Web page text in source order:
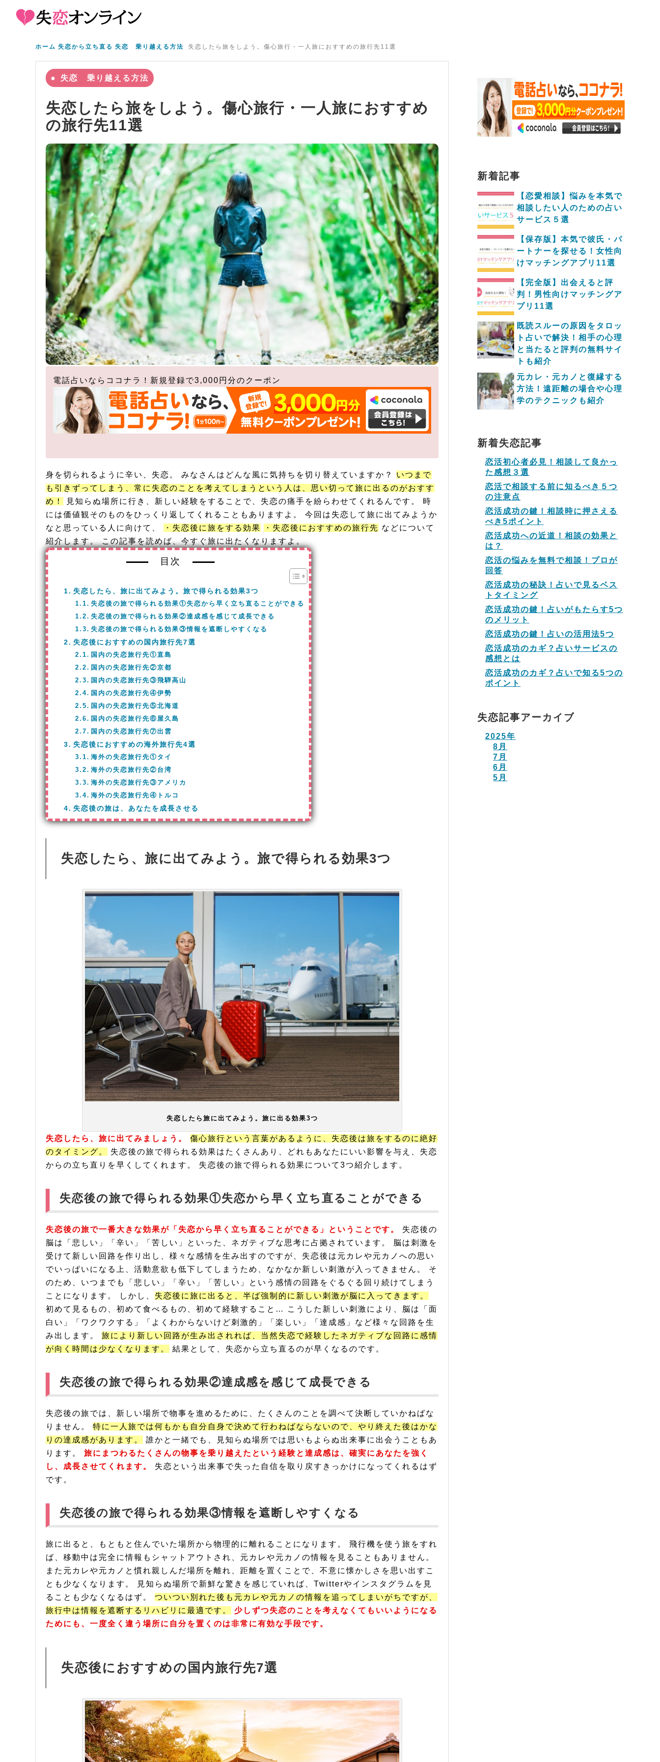
ホーム 失恋から立ち直る 失恋 乗り越える方法 失恋したら旅をしよう。傷心旅行・一人旅におすすめの旅行先11選
失恋 乗り越える方法
失恋したら旅をしよう。傷心旅行・一人旅におすすめ
の旅行先11選
電話占いならココナラ！新規登録で3,000円分のクーポン
身を切られるように辛い、失恋。 みなさんはどんな風に気持ちを切り替えていますか？ いつまで
も引きずってしまう、常に失恋のことを考えてしまうという人は、思い切って旅に出るのがおすす
め！
見知らぬ場所に行き、新しい経験をすることで、失恋の痛手を紛らわせてくれるんです。 時
には価値観そのものをひっくり返してくれることもありますよ。 今回は失恋して旅に出てみようか
なと思っている人に向けて、
・失恋後に旅をする効果 ・失恋後におすすめの旅行先 などについて
紹介します。 この記事を読めば、今すぐ旅に出たくなりますよ。
目次
失恋したら、旅に出てみよう。旅で得られる効果3つ
失恋後の旅で得られる効果①失恋から早く立ち直ることができる
失恋後の旅で得られる効果②達成感を感じて成長できる
失恋後の旅で得られる効果③情報を遮断しやすくなる
失恋後におすすめの国内旅行先7選
国内の失恋旅行先①直島
国内の失恋旅行先②京都
国内の失恋旅行先③飛騨高山
国内の失恋旅行先④伊勢
国内の失恋旅行先⑤北海道
国内の失恋旅行先⑥屋久島
国内の失恋旅行先⑦出雲
失恋後におすすめの海外旅行先4選
海外の失恋旅行先①タイ
海外の失恋旅行先②台湾
海外の失恋旅行先③アメリカ
海外の失恋旅行先④トルコ
失恋後の旅は、あなたを成長させる
失恋したら、旅に出てみよう。旅で得られる効果3つ
失恋したら旅に出てみよう。旅に出る効果3つ
失恋したら、旅に出てみましょう。
傷心旅行という言葉があるように、失恋後は旅をするのに絶好
のタイミング。
失恋後の旅で得られる効果はたくさんあり、どれもあなたにいい影響を与え、失恋
からの立ち直りを早くしてくれます。 失恋後の旅で得られる効果について3つ紹介します。
失恋後の旅で得られる効果①失恋から早く立ち直ることができる
失恋後の旅で一番大きな効果が「失恋から早く立ち直ることができる」ということです。
失恋後の
脳は「悲しい」「辛い」「苦しい」といった、ネガティブな思考に占拠されています。 脳は刺激を
受けて新しい回路を作り出し、様々な感情を生み出すのですが、失恋後は元カレや元カノへの思い
でいっぱいになる上、活動意欲も低下してしまうため、なかなか新しい刺激が入ってきません。 そ
のため、いつまでも「悲しい」「辛い」「苦しい」という感情の回路をぐるぐる回り続けてしまう
ことになります。 しかし、 失恋後に旅に出ると、半ば強制的に新しい刺激が脳に入ってきます。
初めて見るもの、初めて食べるもの、初めて経験すること… こうした新しい刺激により、脳は「面
白い」「ワクワクする」「よくわからないけど刺激的」「楽しい」「達成感」など様々な回路を生
み出します。 旅により新しい回路が生み出されれば、当然失恋で経験したネガティブな回路に感情
が向く時間は少なくなります。
結果として、失恋から立ち直るのが早くなるのです。
失恋後の旅で得られる効果②達成感を感じて成長できる
失恋後の旅では、新しい場所で物事を進めるために、たくさんのことを調べて決断していかねばな
りません。 特に一人旅では何もかも自分自身で決めて行わねばならないので、やり終えた後はかな
りの達成感があります。
誰かと一緒でも、見知らぬ場所では思いもよらぬ出来事に出会うこともあ
ります。 旅にまつわるたくさんの物事を乗り越えたという経験と達成感は、確実にあなたを強く
し、成長させてくれます。
失恋という出来事で失った自信を取り戻すきっかけになってくれるはず
です。
失恋後の旅で得られる効果③情報を遮断しやすくなる
旅に出ると、もともと住んでいた場所から物理的に離れることになります。 飛行機を使う旅をすれ
ば、移動中は完全に情報もシャットアウトされ、元カレや元カノの情報を見ることもありません。
また元カレや元カノと慣れ親しんだ場所を離れ、距離を置くことで、不意に懐かしさを思い出すこ
とも少なくなります。 見知らぬ場所で新鮮な驚きを感じていれば、Twitterやインスタグラムを見
ることも少なくなるはず。 ついつい別れた後も元カレや元カノの情報を追ってしまいがちですが、
旅行中は情報を遮断するリハビリに最適です。
少しずつ失恋のことを考えなくてもいいようになる
ためにも、一度全く違う場所に自分を置くのは非常に有効な手段です。
失恋後におすすめの国内旅行先7選
新着記事
【恋愛相談】悩みを本気で
相談したい人のための占い
サービス５選
【保存版】本気で彼氏・パ
ートナーを探せる！女性向
けマッチングアプリ11選
【完全版】出会えると評
判！男性向けマッチングア
プリ11選
既読スルーの原因をタロッ
ト占いで解決！相手の心理
と当たると評判の無料サイ
トも紹介
元カレ・元カノと復縁する
方法！遠距離の場合や心理
学のテクニックも紹介
新着失恋記事
恋活初心者必見！相談して良かっ
た感想３選
恋活で相談する前に知るべき５つ
の注意点
恋活成功の鍵！相談時に押さえる
べき5ポイント
恋活成功への近道！相談の効果と
は？
恋活の悩みを無料で相談！プロが
回答
恋活成功の秘訣！占いで見るベス
トタイミング
恋活成功の鍵！占いがもたらす5つ
のメリット
恋活成功の鍵！占いの活用法5つ
恋活成功のカギ？占いサービスの
感想とは
恋活成功のカギ？占いで知る5つの
ポイント
失恋記事アーカイブ
2025年
8月
7月
6月
5月